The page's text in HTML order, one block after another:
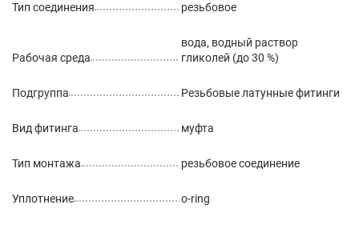
Тип соединения резьбовое
Рабочая среда
вода, водный раствор
гликолей (до 30 %)
Подгруппа Резьбовые латунные фитинги
Вид фитинга муфта
Тип монтажа резьбовое соединение
Уплотнение o-ring